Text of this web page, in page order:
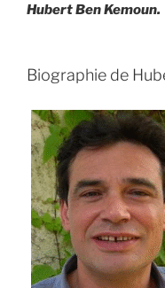
Hubert Ben Kemoun.
Biographie de